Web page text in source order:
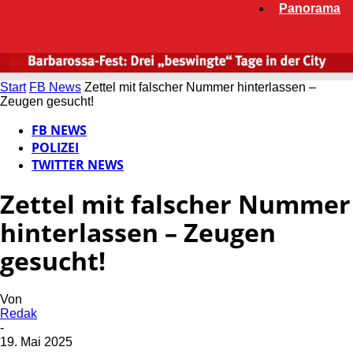
Panorama
Start FB News Zettel mit falscher Nummer hinterlassen –
Zeugen gesucht!
FB NEWS
POLIZEI
TWITTER NEWS
Zettel mit falscher Nummer
hinterlassen – Zeugen
gesucht!
Von
Redak
-
19. Mai 2025